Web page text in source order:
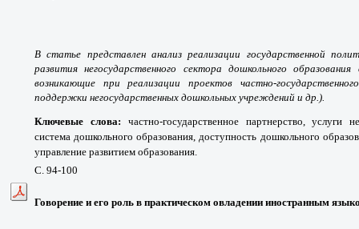
В статье представлен анализ реализации государственной
развития негосударственного сектора дошкольного
возникающие при реализации проектов частно-
поддержки негосударственных дошкольных учреждений и др.).
Ключевые слова: частно-государственное партнерство, услуги
система дошкольного образования, доступность дошкольного
управление развитием образования.
С. 94-100
Говорение и его роль в практическом овладении иностранным